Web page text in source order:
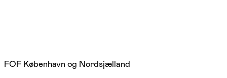
FOF København og Nordsjælland